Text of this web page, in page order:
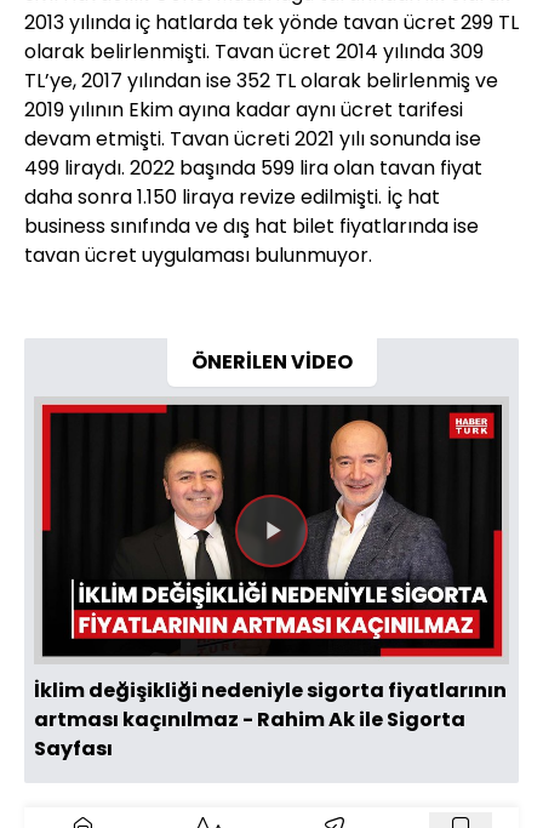
2013 yılında iç hatlarda tek yönde tavan ücret 299 TL
olarak belirlenmişti. Tavan ücret 2014 yılında 309
TL’ye, 2017 yılından ise 352 TL olarak belirlenmiş ve
2019 yılının Ekim ayına kadar aynı ücret tarifesi
devam etmişti. Tavan ücreti 2021 yılı sonunda ise
499 liraydı. 2022 başında 599 lira olan tavan fiyat
daha sonra 1.150 liraya revize edilmişti. İç hat
business sınıfında ve dış hat bilet fiyatlarında ise
tavan ücret uygulaması bulunmuyor.
ÖNERİLEN VİDEO
Videoyu
Oynat
İklim değişikliği nedeniyle sigorta fiyatlarının
artması kaçınılmaz - Rahim Ak ile Sigorta
Sayfası